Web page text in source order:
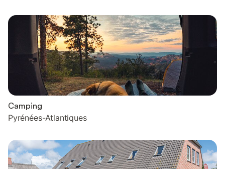
Camping
Pyrénées-Atlantiques